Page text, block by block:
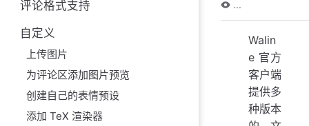
评论格式支持
自定义
上传图片
为评论区添加图片预览
创建自己的表情预设
添加 TeX 渲染器
...
Walin
e 官方
客户端
提供多
种版本